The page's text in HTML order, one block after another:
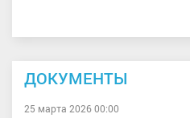
ДОКУМЕНТЫ
25 марта 2026 00:00